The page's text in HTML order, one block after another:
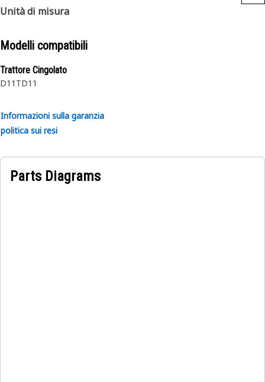
Unità di misura
Modelli compatibili
Trattore Cingolato
D11TD11
Informazioni sulla garanzia
politica sui resi
Parts Diagrams